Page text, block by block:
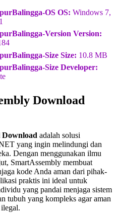
OS: Windows 7,
Version:
Size: 10.8 MB
Developer:
Download
Download adalah solusi
yang ingin melindungi dan
Dengan menggunakan ilmu
SmartAssembly membuat
kode Anda aman dari pihak-
praktis ini ideal untuk
yang pandai menjaga sistem
tubuh yang kompleks agar aman